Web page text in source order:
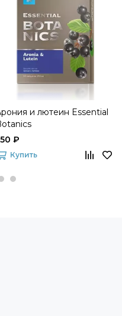
и лютеин Essential
₽
Купить